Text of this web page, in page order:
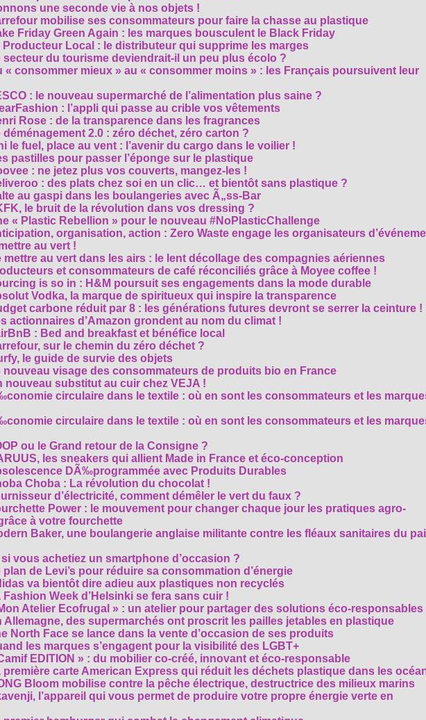
une seconde vie à nos objets !
mobilise ses consommateurs pour faire la chasse au plastique
Friday Green Again : les marques bousculent le Black Friday
Producteur Local : le distributeur qui supprime les marges
secteur du tourisme deviendrait-il un peu plus écolo ?
« consommer mieux » au « consommer moins » : les Français poursuivent leur
: le nouveau supermarché de l’alimentation plus saine ?
: l’appli qui passe au crible vos vêtements
Rose : de la transparence dans les fragrances
déménagement 2.0 : zéro déchet, zéro carton ?
le fuel, place au vent : l’avenir du cargo dans le voilier !
pastilles pour passer l’éponge sur le plastique
: ne jetez plus vos couverts, mangez-les !
: des plats chez soi en un clic… et bientôt sans plastique ?
au gaspi dans les boulangeries avec Ã„ss-Bar
le bruit de la révolution dans vos dressing ?
« Plastic Rebellion » pour le nouveau #NoPlasticChallenge
organisation, action : Zero Waste engage les organisateurs
au vert !
mettre au vert dans les airs : le lent décollage des compagnies aériennes
et consommateurs de café réconciliés grâce à Moyee coffee !
is so in : H&M poursuit ses engagements dans la mode durable
Vodka, la marque de spiritueux qui inspire la transparence
carbone réduit par 8 : les générations futures devront se serrer la ceinture !
actionnaires d’Amazon grondent au nom du climat !
: Bed and breakfast et bénéfice local
sur le chemin du zéro déchet ?
le guide de survie des objets
nouveau visage des consommateurs de produits bio en France
nouveau substitut au cuir chez VEJA !
circulaire dans le textile : où en sont les consommateurs et les
circulaire dans le textile : où en sont les consommateurs et les
ou le Grand retour de la Consigne ?
les sneakers qui allient Made in France et éco-conception
DÃ‰programmée avec Produits Durables
Choba : La révolution du chocolat !
d’électricité, comment démêler le vert du faux ?
Power : le mouvement pour changer chaque jour les pratiques agro-
à votre fourchette
Baker, une boulangerie anglaise militante contre les fléaux sanitaires du
si vous achetiez un smartphone d’occasion ?
plan de Levi’s pour réduire sa consommation d’énergie
va bientôt dire adieu aux plastiques non recyclés
Fashion Week d’Helsinki se fera sans cuir !
Atelier Ecofrugal » : un atelier pour partager des solutions éco-responsables
Allemagne, des supermarchés ont proscrit les pailles jetables en plastique
North Face se lance dans la vente d’occasion de ses produits
les marques s’engagent pour la visibilité des LGBT+
EDITION » : du mobilier co-créé, innovant et éco-responsable
première carte American Express qui réduit les déchets plastique dans les
Bloom mobilise contre la pêche électrique, destructrice des milieux marins
l’appareil qui vous permet de produire votre propre énergie verte en